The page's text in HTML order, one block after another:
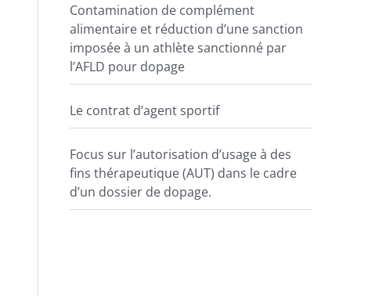
Contamination de complément
alimentaire et réduction d’une sanction
imposée à un athlète sanctionné par
l’AFLD pour dopage
Le contrat d’agent sportif
Focus sur l’autorisation d’usage à des
fins thérapeutique (AUT) dans le cadre
d’un dossier de dopage.